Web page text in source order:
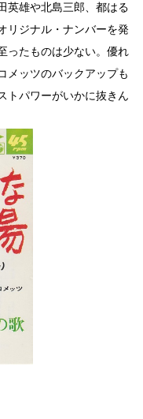
英雄や北島三郎、都はる
リジナル・ナンバーを発
ったものは少ない。優れ
メッツのバックアップも
トパワーがいかに抜きん